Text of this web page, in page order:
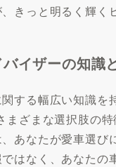
きっと明るく輝く
イザーの知識
する幅広い知識
まざまな選択肢の
あなたが愛車選
はなく、あなたの